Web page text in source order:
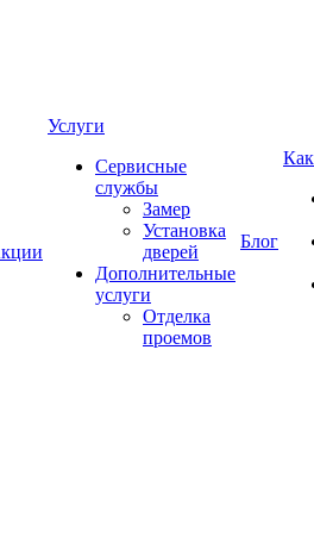
Услуги
Сервисные
службы
Замер
Установка
дверей
Дополнительные
услуги
Отделка
проемов
Блог